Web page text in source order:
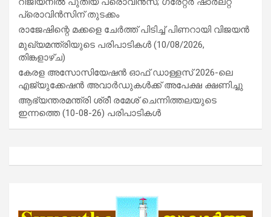
പ്രൊവിൻസിന് തുടക്കം
രാജേഷിന്റെ മക്കളെ ചേർത്ത് പിടിച്ച് പിണറായി വിജയൻ
മുഖ്യമന്ത്രിയുടെ പരിപാടികൾ (10/08/2026,
തിങ്കളാഴ്ച)
കേരള അസോസിയേഷൻ ഓഫ് ഡാള്ളസ് 2026-ലെ
എജ്യുക്കേഷൻ അവാർഡുകൾക്ക് അപേക്ഷ ക്ഷണിച്ചു
ആഭ്യന്തരമന്ത്രി ശ്രീ രമേശ് ചെന്നിത്തലയുടെ
ഇന്നത്തെ (10-08-26) പരിപാടികൾ